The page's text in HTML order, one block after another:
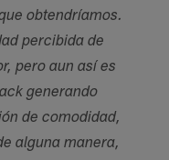
obtendríamos.
percibida de
pero aun así es
generando
de comodidad,
alguna manera,